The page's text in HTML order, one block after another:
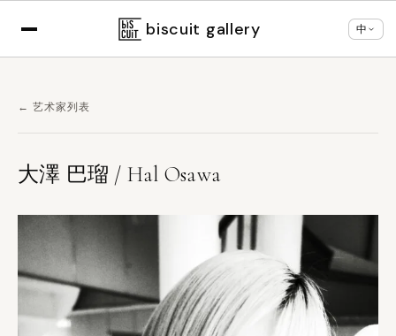
根据您的浏览器设置，正以 切换语言 ×
biscuit gallery 中
← 艺术家列表
大澤 巴瑠 / Hal Osawa